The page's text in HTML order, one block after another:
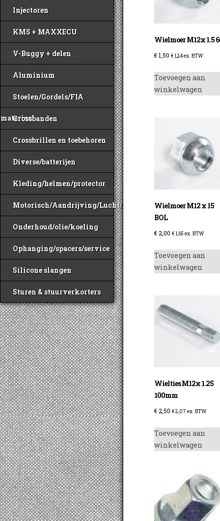
Injectoren
KMS + MAXXECU
V-Buggy + delen
Aluminium
Stoelen/Gordels/FIA
materiaal
Crossbanden
Crossbrillen en toebehoren
Diverse/batterijen
Kleding/helmen/protector
Motorisch/Aandrijving/Lucht/Benzine
Onderhoud/olie/koeling
Ophanging/spacers/service
Silicone slangen
Sturen & stuurverkorters
Wielmoer M12x 1.5
€1,50 € 1,24ex. BTW
Toevoegen aan
winkelwagen
Wielmoer M12 x 15
BOL
€2,00 € 1,65 ex. BTW
Toevoegen aan
winkelwagen
Wielties M12x 1.25
100mm
€2,50 €2,07 ex. BTW
Toevoegen aan
winkelwagen